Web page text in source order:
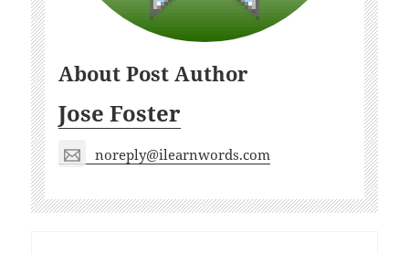
About Post Author
Jose Foster
noreply@ilearnwords.com